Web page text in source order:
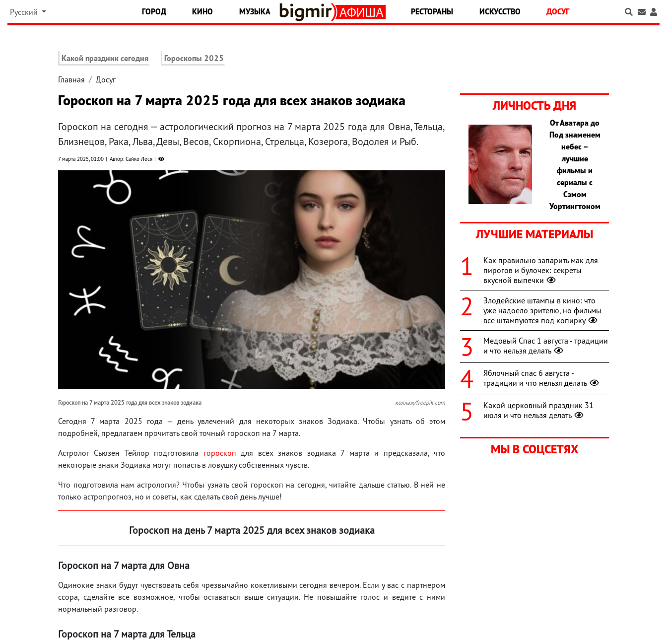
Русский ГОРОД КИНО МУЗЫКА РЕСТОРАНЫ ИСКУССТВО ДОСУГ
Какой праздник сегодня Гороскопы 2025
Главная Досуг
Гороскоп на 7 марта 2025 года для всех знаков зодиака
Гороскоп на сегодня — астрологический прогноз на 7 марта 2025 года для Овна, Тельца,
Близнецов, Рака, Льва, Девы, Весов, Скорпиона, Стрельца, Козерога, Водолея и Рыб.
7 марта 2025, 01:00 Автор: Сайко Леся
Гороскоп на 7 марта 2025 года для всех знаков зодиака коллаж/freepik.com
Сегодня 7 марта 2025 года — день увлечений для некоторых знаков Зодиака. Чтобы узнать об этом
подробней, предлагаем прочитать свой точный гороскоп на 7 марта.
Астролог Сьюзен Тейлор подготовила гороскоп для всех знаков зодиака 7 марта и предсказала, что
некоторые знаки Зодиака могут попасть в ловушку собственных чувств.
Что подготовила нам астрология? Чтобы узнать свой гороскоп на сегодня, читайте дальше статью. В ней не
только астропрогноз, но и советы, как сделать свой день лучше!
Гороскоп на день 7 марта 2025 для всех знаков зодиака
Гороскоп на 7 марта для Овна
Одинокие знаки будут чувствовать себя чрезвычайно кокетливыми сегодня вечером. Если у вас с партнером
ссора, сделайте все возможное, чтобы оставаться выше ситуации. Не повышайте голос и ведите с ними
нормальный разговор.
Гороскоп на 7 марта для Тельца
ЛИЧНОСТЬ ДНЯ
От Аватара до
Под знаменем
небес –
лучшие
фильмы и
сериалы с
Сэмом
Уортингтоном
ЛУЧШИЕ МАТЕРИАЛЫ
Как правильно запарить мак для
пирогов и булочек: секреты
вкусной выпечки
Злодейские штампы в кино: что
уже надоело зрителю, но фильмы
все штампуются под копирку
Медовый Спас 1 августа - традиции
и что нельзя делать
Яблочный спас 6 августа -
традиции и что нельзя делать
Какой церковный праздник 31
июля и что нельзя делать
МЫ В СОЦСЕТЯХ